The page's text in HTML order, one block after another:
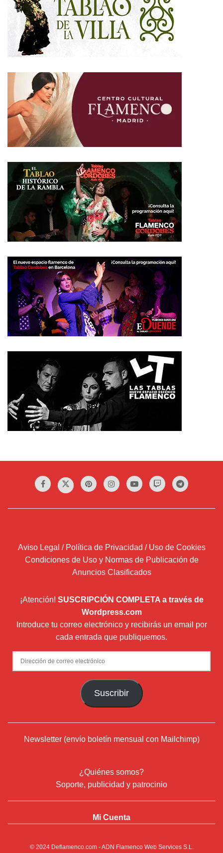
Aviso Legal / Política de Privacidad / Uso de Cookies
Condiciones de Uso y Normas de Publicación de
Anuncios Clasificados
¡Atención! SUSCRIPCIÓN COMPLETA a través de
Wordpress.com
Introduce tu correo electrónico y recibirás un email por
cada entrada que publiquemos.
Dirección
de
Suscribir
Newsletter (envío boletín mensual con Mailchimp)
¿Quiénes somos?
Soporte, publicidad y patrocinio
Mi Cuenta
© 2024 Deflamenco.com- ADN Flamenco Web Services S.L.